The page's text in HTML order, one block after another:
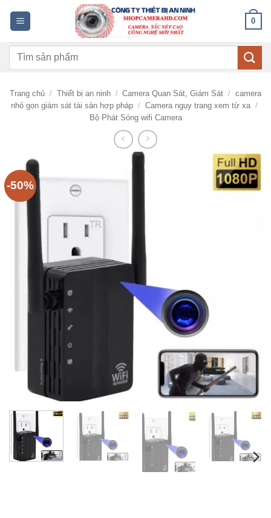
dung
0
Tìm
Trang chủ / Thiết bị an ninh / Camera Quan Sát, Giám Sát / camera
nhỏ gọn giám sát tài sản hợp pháp / Camera ngụy trang xem từ xa /
Bộ Phát Sóng wifi Camera
-50%